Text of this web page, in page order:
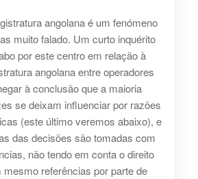
angolana é um fenómeno
muito falado. Um curto inquérito
por este centro em relação à
angolana entre operadores
à conclusão que a maioria
se deixam influenciar por razões
(este último veremos abaixo), e
das decisões são tomadas com
não tendo em conta o direito
referências por parte de